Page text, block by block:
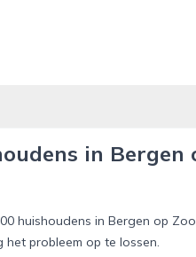
in
huishoudens in Bergen op
het probleem op te lossen.